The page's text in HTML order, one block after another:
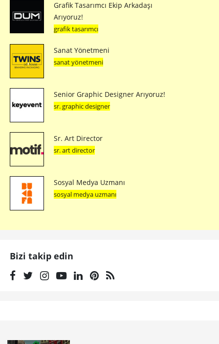
Grafik Tasarımcı Ekip Arkadaşı
Arıyoruz!
grafik tasarımcı
Sanat Yönetmeni
sanat yönetmeni
Senior Graphic Designer Arıyoruz!
sr. graphic designer
Sr. Art Director
sr. art director
Sosyal Medya Uzmanı
sosyal medya uzmanı
Bizi takip edin